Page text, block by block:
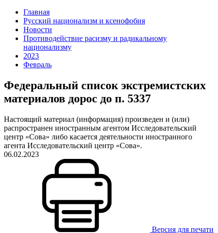
Главная
Русский национализм и ксенофобия
Новости
Противодействие расизму и радикальному
национализму
2023
Февраль
Федеральный список экстремистских
материалов дорос до п. 5337
Настоящий материал (информация) произведен и (или)
распространен иностранным агентом Исследовательский
центр «Сова» либо касается деятельности иностранного
агента Исследовательский центр «Сова».
06.02.2023
Версия для печати